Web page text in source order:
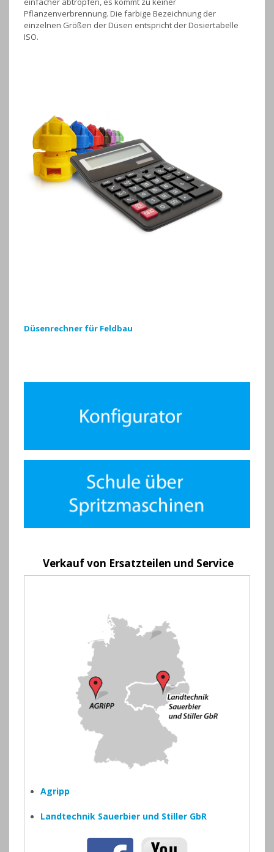
Pflanzenverbrennung. Die farbige Bezeichnung der
einzelnen Größen der Düsen entspricht der Dosiertabelle
ISO.
Düsenrechner für Feldbau
Verkauf von Ersatzteilen und Service
Agripp
Landtechnik Sauerbier und Stiller GbR